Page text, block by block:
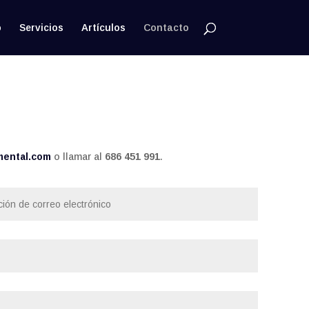
Servicios Artículos Contacto
o llamar al 686 451 991.